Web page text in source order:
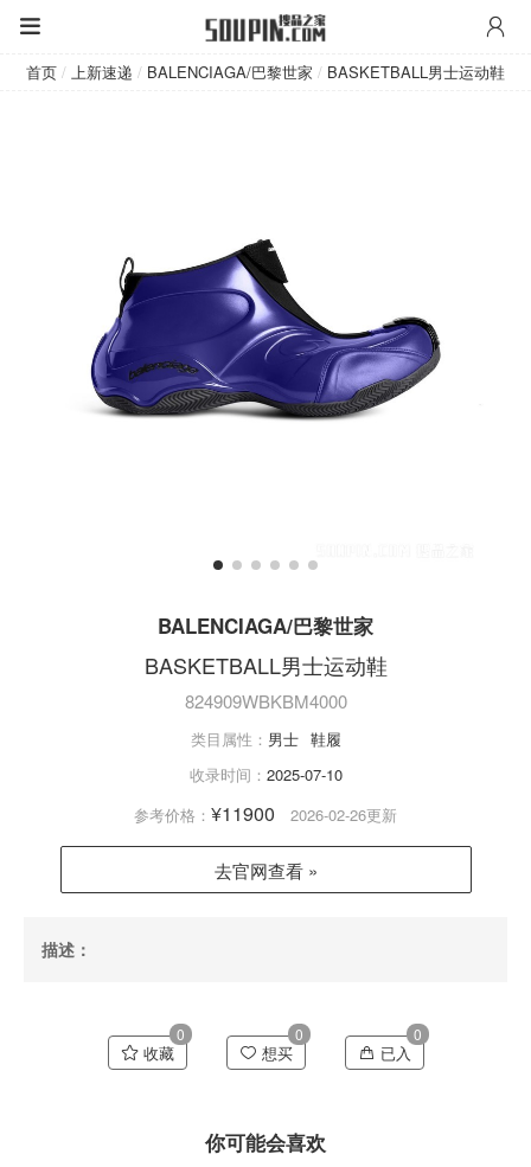
首页 / 上新速递 / BALENCIAGA/巴黎世家 / BASKETBALL男士运动鞋
BALENCIAGA/巴黎世家
BASKETBALL男士运动鞋
824909WBKBM4000
类目属性： 男士 鞋履
收录时间： 2025-07-10
参考价格： ¥11900 2026-02-26更新
去官网查看 »
描述：
收藏
0
想买
0
已入
0
你可能会喜欢
BALENCIAGA/巴黎世家